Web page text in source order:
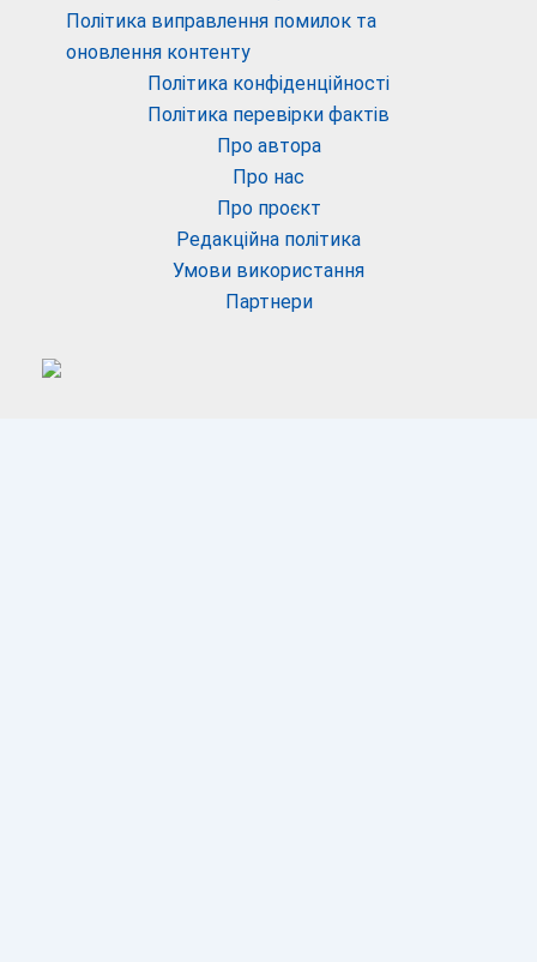
Політика виправлення помилок та
оновлення контенту
Політика конфіденційності
Політика перевірки фактів
Про автора
Про нас
Про проєкт
Редакційна політика
Умови використання
Партнери